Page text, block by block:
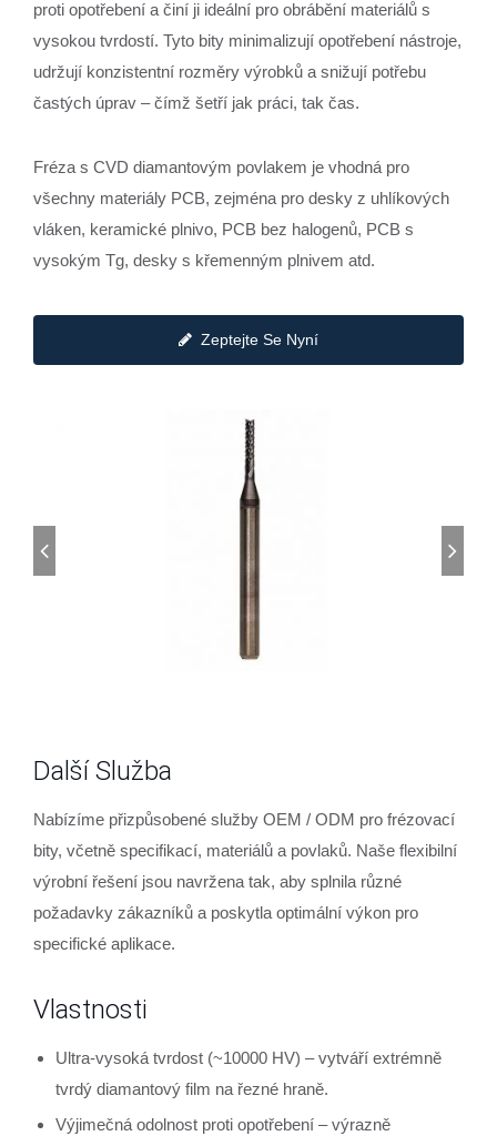
proti opotřebení a činí ji ideální pro obrábění materiálů s
vysokou tvrdostí. Tyto bity minimalizují opotřebení nástroje,
udržují konzistentní rozměry výrobků a snižují potřebu
častých úprav – čímž šetří jak práci, tak čas.
Fréza s CVD diamantovým povlakem je vhodná pro
všechny materiály PCB, zejména pro desky z uhlíkových
vláken, keramické plnivo, PCB bez halogenů, PCB s
vysokým Tg, desky s křemenným plnivem atd.
Zeptejte Se Nyní
Další Služba
Nabízíme přizpůsobené služby OEM / ODM pro frézovací
bity, včetně specifikací, materiálů a povlaků. Naše flexibilní
výrobní řešení jsou navržena tak, aby splnila různé
požadavky zákazníků a poskytla optimální výkon pro
specifické aplikace.
Vlastnosti
Ultra-vysoká tvrdost (~10000 HV) – vytváří extrémně
tvrdý diamantový film na řezné hraně.
Výjimečná odolnost proti opotřebení – výrazně